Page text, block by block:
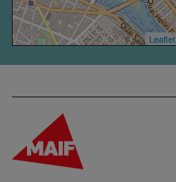
Leaflet